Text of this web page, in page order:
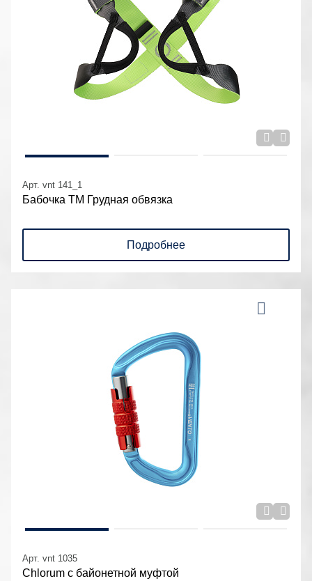
Арт. vnt 141_1
Бабочка ТМ Грудная обвязка
Подробнее
Арт. vnt 1035
Chlorum с байонетной муфтой